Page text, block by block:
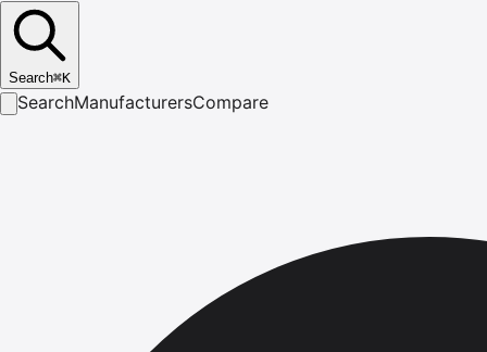
Search⌘K
SearchManufacturersCompare